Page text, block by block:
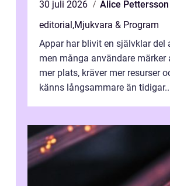
30 juli 2026
Alice Pettersson
editorial ,Mjukvara & Program
Appar har blivit en självklar del
men många användare märker
mer plats, kräver mer resurser
känns långsammare än